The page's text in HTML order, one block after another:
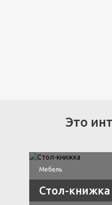
Это
Мебель
Стол-книжка